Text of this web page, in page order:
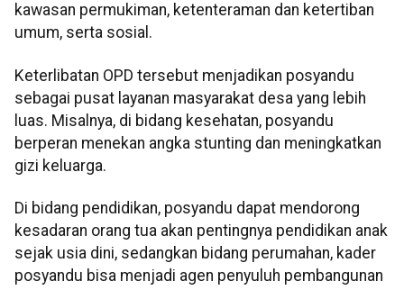
kawasan permukiman, ketenteraman dan ketertiban
umum, serta sosial.
Keterlibatan OPD tersebut menjadikan posyandu
sebagai pusat layanan masyarakat desa yang lebih
luas. Misalnya, di bidang kesehatan, posyandu
berperan menekan angka stunting dan meningkatkan
gizi keluarga.
Di bidang pendidikan, posyandu dapat mendorong
kesadaran orang tua akan pentingnya pendidikan anak
sejak usia dini, sedangkan bidang perumahan, kader
posyandu bisa menjadi agen penyuluh pembangunan